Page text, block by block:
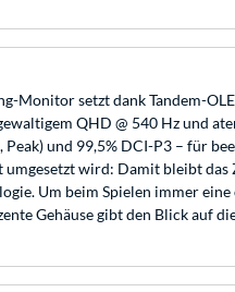
Monitor setzt dank Tandem-
QHD @ 540 Hz und
und 99,5% DCI-P3 – für
wird: Damit bleibt
Um beim Spielen immer
Gehäuse gibt den Blick auf